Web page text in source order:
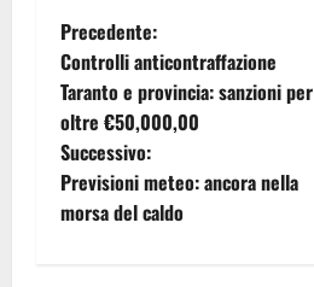
Precedente:
Controlli anticontraffazione
Taranto e provincia: sanzioni per
oltre €50,000,00
Successivo:
Previsioni meteo: ancora nella
morsa del caldo